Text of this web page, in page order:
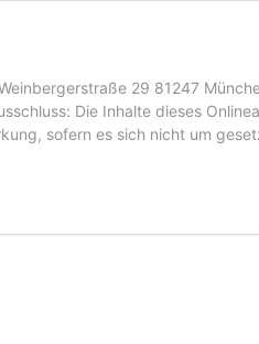
29 81247
Die Inhalte dieses
sofern es sich nicht um